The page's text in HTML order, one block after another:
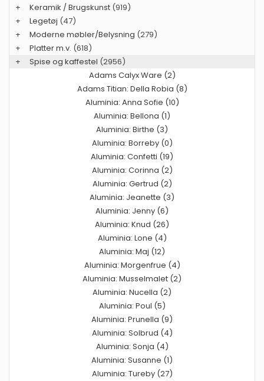
+
Keramik / Brugskunst (919)
+
Legetøj (47)
+
Moderne møbler/Belysning (279)
+
Platter m.v. (618)
+
Spise og kaffestel (2956)
Adams Calyx Ware (2)
Adams Titian: Della Robia (8)
Aluminia: Anna Sofie (10)
Aluminia: Bellona (1)
Aluminia: Birthe (3)
Aluminia: Borreby (0)
Aluminia: Confetti (19)
Aluminia: Corinna (2)
Aluminia: Gertrud (2)
Aluminia: Jeanette (3)
Aluminia: Jenny (6)
Aluminia: Knud (26)
Aluminia: Lone (4)
Aluminia: Maj (12)
Aluminia: Morgenfrue (4)
Aluminia: Musselmalet (2)
Aluminia: Nucella (2)
Aluminia: Poul (5)
Aluminia: Prunella (9)
Aluminia: Solbrud (4)
Aluminia: Sonja (4)
Aluminia: Susanne (1)
Aluminia: Tureby (27)